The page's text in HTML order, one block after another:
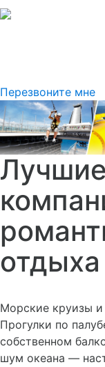
Перезвоните мне
отдыха
Морские круизы и
Прогулки по
собственном
шум океана —